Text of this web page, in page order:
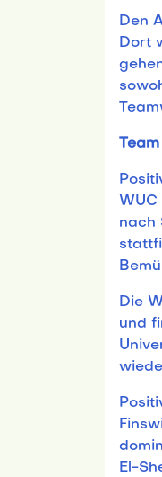
Den
Dort
nach
Die
und
El-